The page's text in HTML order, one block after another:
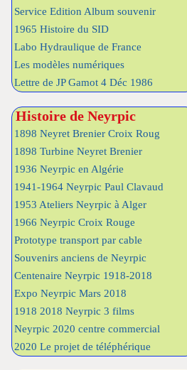
Service Edition Album souvenir
1965 Histoire du SID
Labo Hydraulique de France
Les modèles numériques
Lettre de JP Gamot 4 Déc 1986
Histoire de Neyrpic
1898 Neyret Brenier Croix Roug
1898 Turbine Neyret Brenier
1936 Neyrpic en Algérie
1941-1964 Neyrpic Paul Clavaud
1953 Ateliers Neyrpic à Alger
1966 Neyrpic Croix Rouge
Prototype transport par cable
Souvenirs anciens de Neyrpic
Centenaire Neyrpic 1918-2018
Expo Neyrpic Mars 2018
1918 2018 Neyrpic 3 films
Neyrpic 2020 centre commercial
2020 Le projet de téléphérique